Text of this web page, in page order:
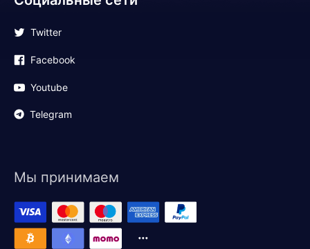
Twitter
Facebook
Youtube
Telegram
Мы принимаем